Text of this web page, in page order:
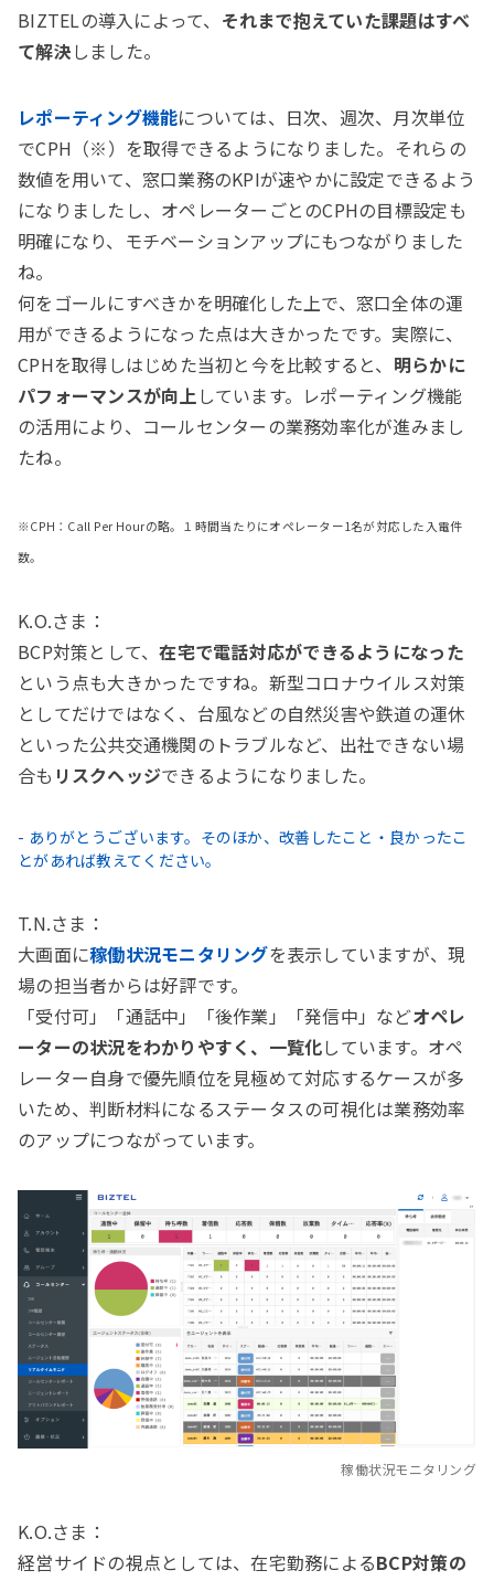
BIZTELの導入によって、 それまで抱えていた課題はすべ
て解決 しました。
レポーティング機能については、日次、週次、月次単位
でCPH（※）を取得できるようになりました。それらの
数値を用いて、窓口業務のKPIが速やかに設定できるよう
になりましたし、オペレーターごとのCPHの目標設定も
明確になり、モチベーションアップにもつながりました
ね。
何をゴールにすべきかを明確化した上で、窓口全体の運
用ができるようになった点は大きかったです。実際に、
CPHを取得しはじめた当初と今を比較すると、 明らかに
パフォーマンスが向上 しています。レポーティング機能
の活用により、コールセンターの業務効率化が進みまし
たね。
※CPH：Call Per Hourの略。１時間当たりにオペレーター1名が対応した入電件
数。
K.O.さま：
BCP対策として、在宅で電話対応ができるようになった
という点も大きかったですね。新型コロナウイルス対策
としてだけではなく、台風などの自然災害や鉄道の運休
といった公共交通機関のトラブルなど、出社できない場
合も リスクヘッジできるようになりました。
- ありがとうございます。そのほか、改善したこと・良かったこ
とがあれば教えてください。
T.N.さま：
大画面に稼働状況モニタリングを表示していますが、現
場の担当者からは好評です。
「受付可」「通話中」「後作業」「発信中」などオペレ
ーターの状況をわかりやすく、一覧化しています。オペ
レーター自身で優先順位を見極めて対応するケースが多
いため、判断材料になるステータスの可視化は業務効率
のアップにつながっています。
稼働状況モニタリング
K.O.さま：
経営サイドの視点としては、在宅勤務によるBCP対策の